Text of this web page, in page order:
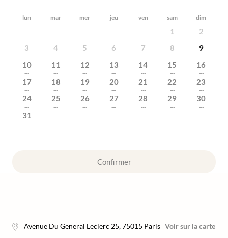
lun mar mer jeu ven sam dim
1
2
3
4 5 6 7 8
9
10
---
11
---
12
---
13
---
14
---
15
---
16
---
17
---
18
---
19
---
20
---
21
---
22
---
23
---
24
---
25
---
26
---
27
---
28
---
29
---
30
---
31
---
Confirmer
Avenue Du General Leclerc 25,75015 Paris Voir sur la carte